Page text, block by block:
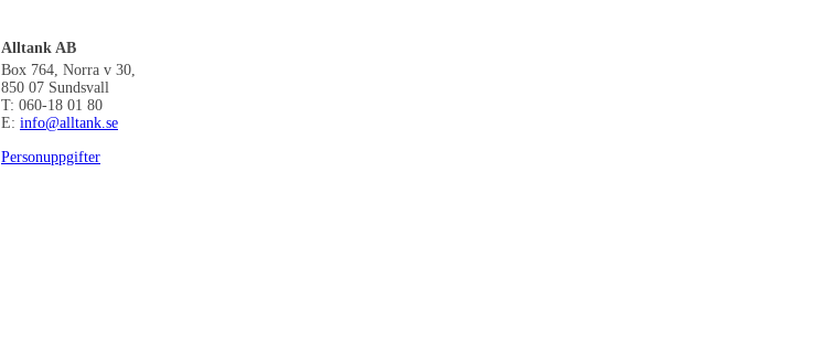
Alltank AB
Box 764, Norra v 30,
850 07 Sundsvall
T: 060-18 01 80
E: info@alltank.se
Personuppgifter